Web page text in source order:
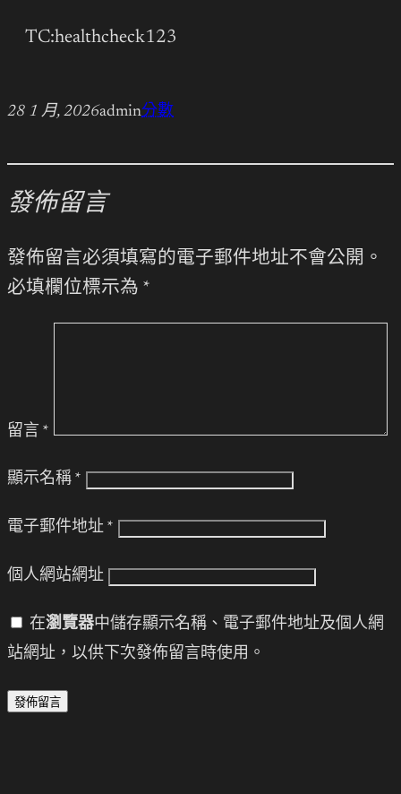
TC:healthcheck123
28 1 月, 2026admin分數
發佈留言
發佈留言必須填寫的電子郵件地址不會公開。
必填欄位標示為 *
留言 *
顯示名稱 *
電子郵件地址 *
個人網站網址
在瀏覽器中儲存顯示名稱、電子郵件地址及個人網
站網址，以供下次發佈留言時使用。